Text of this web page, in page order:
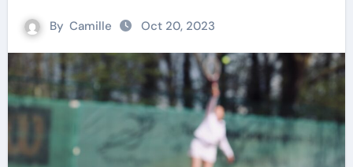
By Camille Oct 20, 2023